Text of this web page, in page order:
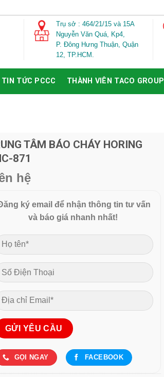
Trụ sở : 464/21/15 và 15A
Nguyễn Văn Quá, Kp4,
P. Đông Hưng Thuận, Quận
12, TP.HCM.
TIN TỨC PCCC THÀNH VIÊN TACO GROUP
TÂM BÁO CHÁY HORING
871
hệ
ký email để nhận thông tin tư vấn
và báo giá nhanh nhất!
GỌI NGAY FACEBOOK